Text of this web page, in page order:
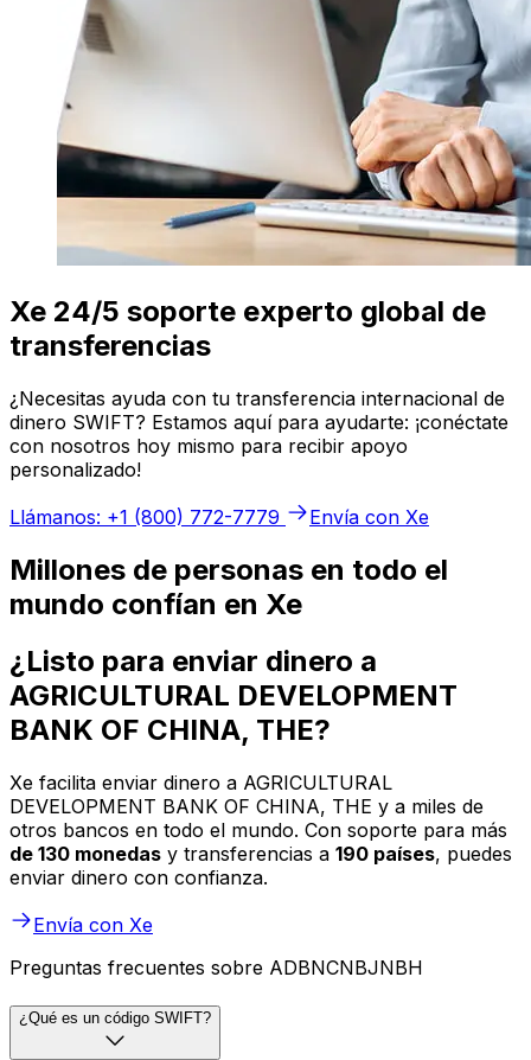
Xe 24/5 soporte experto global de
transferencias
¿Necesitas ayuda con tu transferencia internacional de
dinero SWIFT? Estamos aquí para ayudarte: ¡conéctate
con nosotros hoy mismo para recibir apoyo
personalizado!
Llámanos: +1 (800) 772-7779
Envía con Xe
Millones de personas en todo el
mundo confían en Xe
¿Listo para enviar dinero a
AGRICULTURAL DEVELOPMENT
BANK OF CHINA, THE?
Xe facilita enviar dinero a AGRICULTURAL
DEVELOPMENT BANK OF CHINA, THE y a miles de
otros bancos en todo el mundo. Con soporte para más
de 130 monedas y transferencias a 190 países, puedes
enviar dinero con confianza.
Envía con Xe
Preguntas frecuentes sobre ADBNCNBJNBH
¿Qué es un código SWIFT?